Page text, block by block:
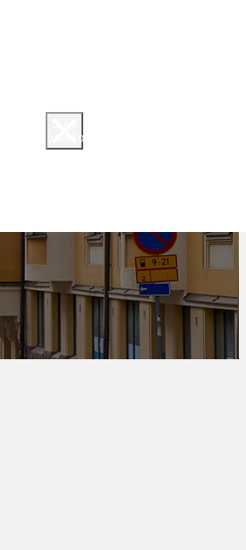
valikko